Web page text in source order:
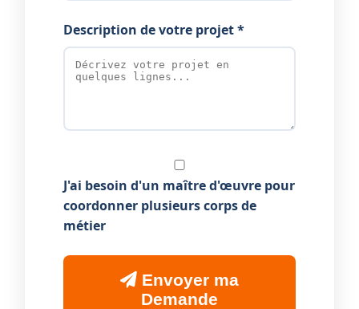
Description de votre projet *
J'ai besoin d'un maître d'œuvre pour
coordonner plusieurs corps de
métier
Envoyer ma
Demande